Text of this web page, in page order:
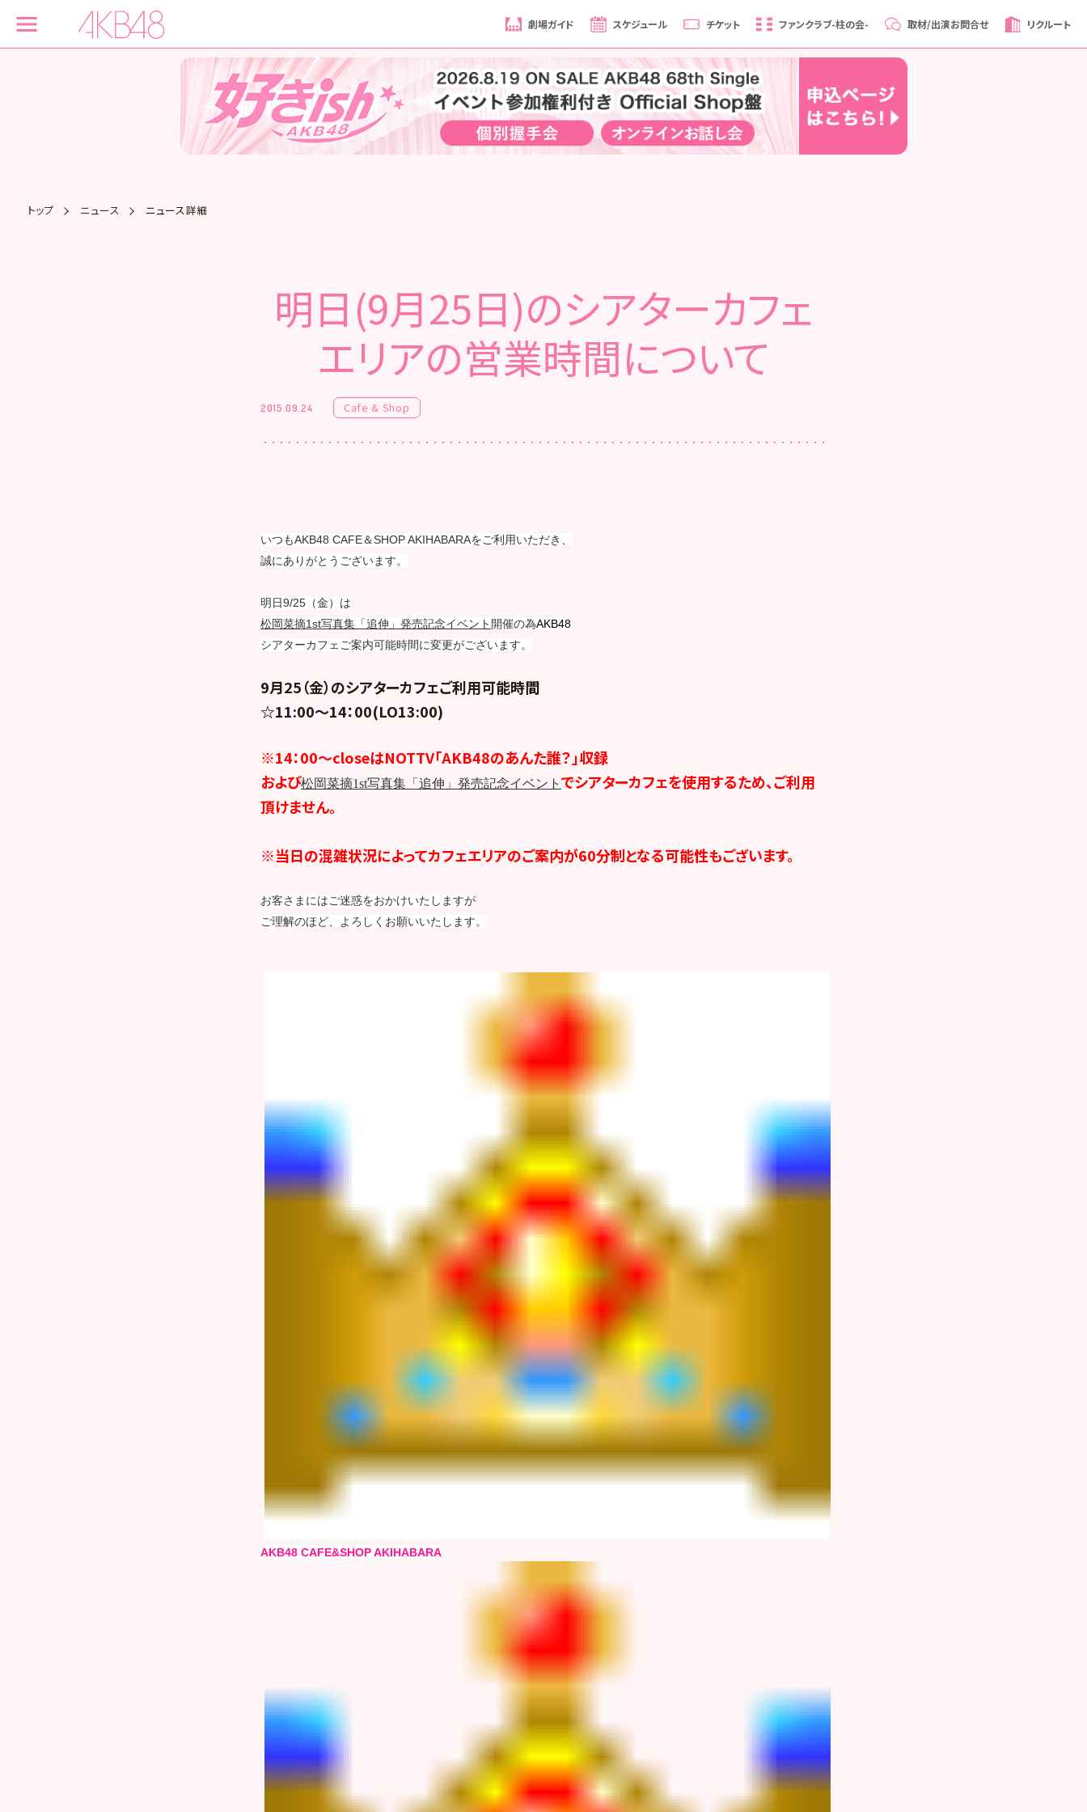
劇場ガイド スケジュール チケット ファンクラブ-柱の会- 取材/出演お問合せ リクルート
トップ ニュース ニュース詳細
明日(9月25日)のシアターカフェ
エリアの営業時間について
2015.09.24 Cafe & Shop
いつもAKB48 CAFE＆SHOP AKIHABARAをご利用いただき、
誠にありがとうございます。
明日9/25（金）は
松岡菜摘1st写真集「追伸」発売記念イベント 開催の為AKB48
シアターカフェご案内可能時間に変更がございます。
9月25（金）のシアターカフェご利用可能時間
☆11:00～14：00(LO13:00)
※14：00～closeはNOTTV「AKB48のあんた誰？」収録
および松岡菜摘1st写真集「追伸」発売記念イベント でシアターカフェを使用するため、ご利用
頂けません。
※当日の混雑状況によってカフェエリアのご案内が60分制となる可能性もございます。
お客さまにはご迷惑をおかけいたしますが
ご理解のほど、よろしくお願いいたします。
AKB48 CAFE&SHOP AKIHABARA